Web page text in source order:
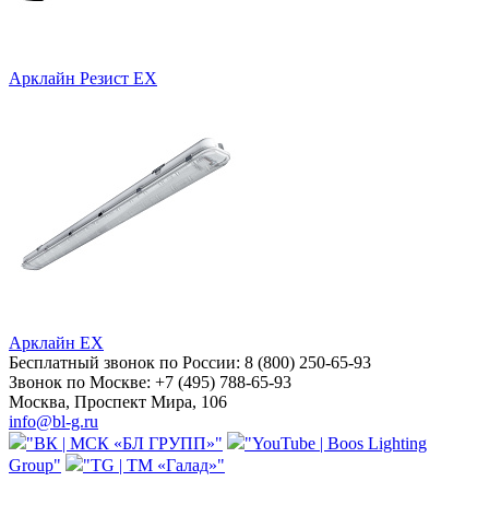
Арклайн Резист EX
Арклайн EX
Бесплатный звонок по России: 8 (800) 250-65-93
Звонок по Москве: +7 (495) 788-65-93
Москва, Проспект Мира, 106
info@bl-g.ru
"ВК | МСК «БЛ ГРУПП»"
"YouTube | Boos Lighting
Group"
"TG | ТМ «Галад»"